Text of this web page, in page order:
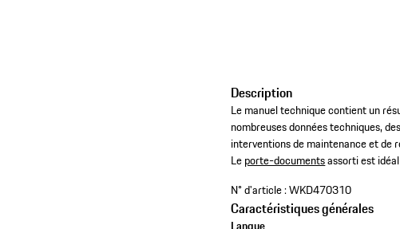
Description
Le manuel technique contient un
nombreuses données techniques,
interventions de maintenance et de
​Leporte-documentsassorti est
N° d'article :WKD470310
Caractéristiques générales